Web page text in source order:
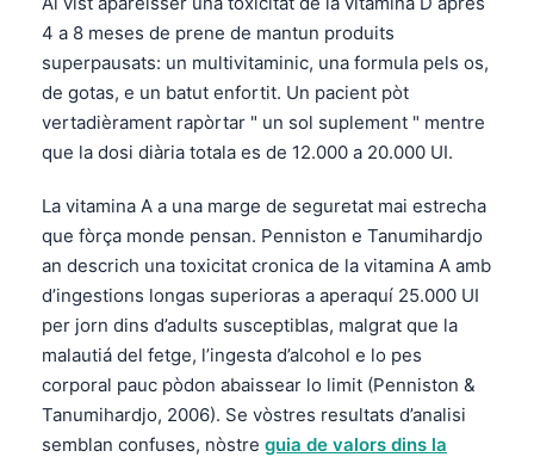
4 a 8 meses de prene de mantun produits
superpausats: un multivitaminic, una formula pels os,
de gotas, e un batut enfortit. Un pacient pòt
vertadièrament rapòrtar " un sol suplement " mentre
que la dosi diària totala es de 12.000 a 20.000 UI.
La vitamina A a una marge de seguretat mai estrecha
que fòrça monde pensan. Penniston e Tanumihardjo
an descrich una toxicitat cronica de la vitamina A amb
d’ingestions longas superioras a aperaquí 25.000 UI
per jorn dins d’adults susceptiblas, malgrat que la
malautiá del fetge, l’ingesta d’alcohol e lo pes
corporal pauc pòdon abaissear lo limit (Penniston &
Tanumihardjo, 2006). Se vòstres resultats d’analisi
semblan confuses, nòstre guia de valors dins la